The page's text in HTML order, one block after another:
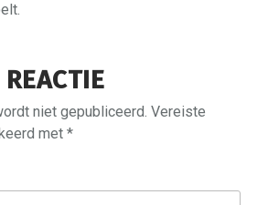
niet gepubliceerd. Vereiste
met *